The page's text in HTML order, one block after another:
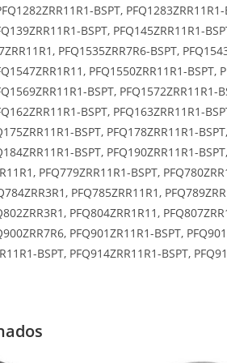
BSPT,
BSPT, PFQ145ZRR11R1-
PFQ1535ZRR7R6-BSPT,
PFQ1550ZRR11R1-BSPT,
BSPT, PFQ1572ZRR11R1-
BSPT, PFQ163ZRR11R1-
BSPT, PFQ178ZRR11R1-
BSPT, PFQ190ZRR11R1-
PFQ779ZRR11R1-BSPT,
PFQ785ZRR11R1,
PFQ804ZRR1R11,
PFQ901ZR11R1-BSPT,
BSPT, PFQ914ZRR11R1-BSPT,